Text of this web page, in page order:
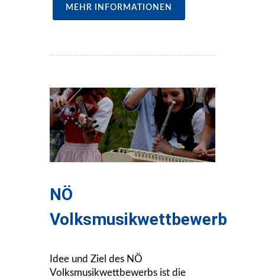
MEHR INFORMATIONEN
NÖ
Volksmusikwettbewerb
Idee und Ziel des NÖ
Volksmusikwettbewerbs ist die